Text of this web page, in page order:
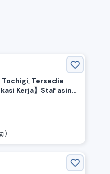
Tochigi, Tersedia
Kerja】Staf asing